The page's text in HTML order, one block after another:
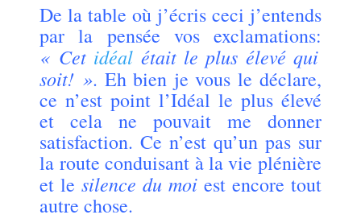
De la table où j’écris ceci j’entends
par la pensée vos exclamations:
« Cet idéal était le plus élevé qui
soit! ». Eh bien je vous le déclare,
ce n’est point l’Idéal le plus élevé
et cela ne pouvait me donner
satisfaction. Ce n’est qu’un pas sur
la route conduisant à la vie plénière
et lesilence du moiest encore tout
autre chose.